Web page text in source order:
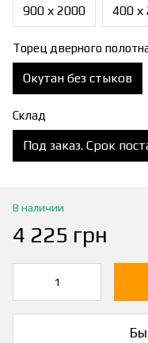
900 х 2000 400 х
Торец дверного
Окутан без стыков
Склад
Под заказ. Срок
В наличии
4 225 грн